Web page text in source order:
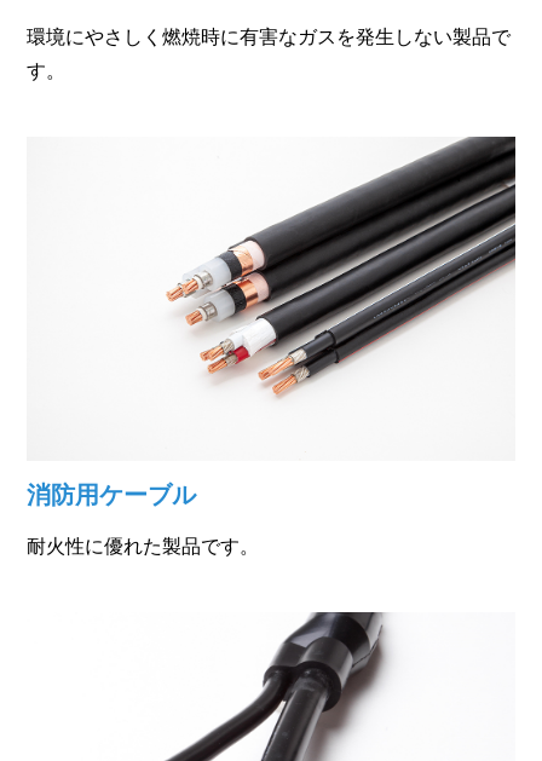
環境にやさしく燃焼時に有害なガスを発生しない製品で
す。
消防用ケーブル
耐火性に優れた製品です。